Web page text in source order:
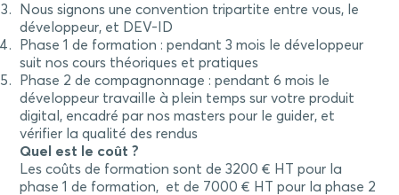
Nous signons une convention tripartite entre vous, le
développeur, et DEV-ID
Phase 1 de formation : pendant 3 mois le développeur
suit nos cours théoriques et pratiques
Phase 2 de compagnonnage : pendant 6 mois le
développeur travaille à plein temps sur votre produit
digital, encadré par nos masters pour le guider, et
vérifier la qualité des rendus
Quel est le coût ?
Les coûts de formation sont de 3200 € HT pour la
phase 1 de formation, et de 7000 € HT pour la phase 2